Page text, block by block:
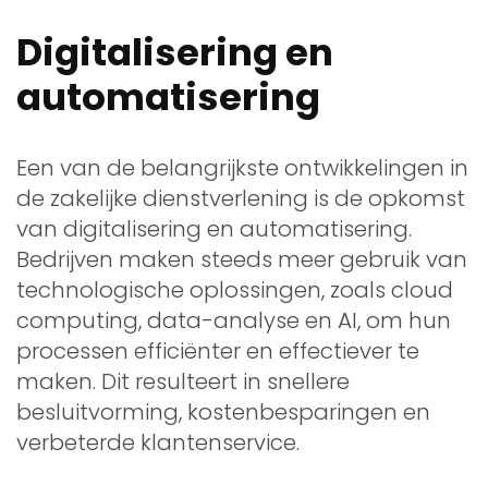
Digitalisering en
automatisering
Een van de belangrijkste ontwikkelingen in
de zakelijke dienstverlening is de opkomst
van digitalisering en automatisering.
Bedrijven maken steeds meer gebruik van
technologische oplossingen, zoals cloud
computing, data-analyse en AI, om hun
processen efficiënter en effectiever te
maken. Dit resulteert in snellere
besluitvorming, kostenbesparingen en
verbeterde klantenservice.